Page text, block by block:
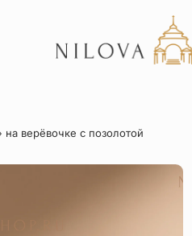
Акции
Статьи
верёвочке с позолотой